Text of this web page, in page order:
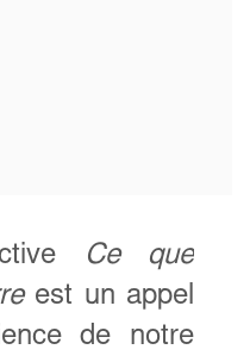
Ce que
est un appel
de notre